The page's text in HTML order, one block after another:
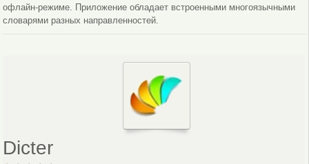
офлайн-режиме. Приложение обладает встроенными многоязычными
словарями разных направленностей.
Dicter